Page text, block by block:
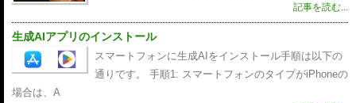
記事を読む...
生成AIアプリのインストール
スマートフォンに生成AIをインストール手順は以下の
通りです。 手順1: スマートフォンのタイプがiPhoneの
場合は、A